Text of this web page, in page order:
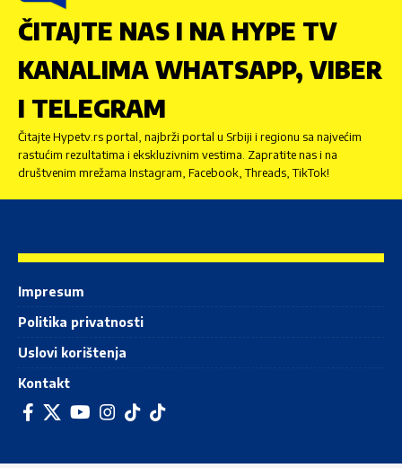
ČITAJTE NAS I NA HYPE TV
KANALIMA WHATSAPP, VIBER
I TELEGRAM
Čitajte Hypetv.rs portal, najbrži portal u Srbiji i regionu sa najvećim
rastućim rezultatima i ekskluzivnim vestima. Zapratite nas i na
društvenim mrežama Instagram, Facebook, Threads, TikTok!
Impresum
Politika privatnosti
Uslovi korištenja
Kontakt